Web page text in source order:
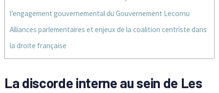
l’engagement gouvernemental du Gouvernement Lecornu
Alliances parlementaires et enjeux de la coalition centriste dans
la droite française
La discorde interne au sein de Les